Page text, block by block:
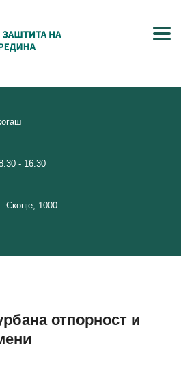
- 16.30
Скопје, 1000
отпорност и